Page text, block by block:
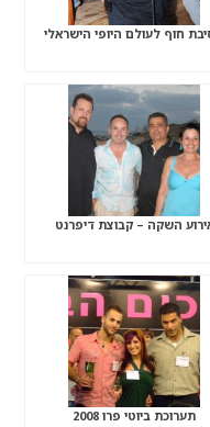
חוף לעולם היופי הישראלי
השקה – קבוצת דיפרנט
תערוכת ביוטי פרו 2008